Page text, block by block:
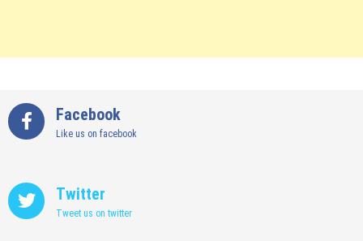
Facebook
Like us on facebook
Twitter
Tweet us on twitter